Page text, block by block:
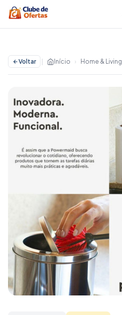
Voltar Início › Home & Living